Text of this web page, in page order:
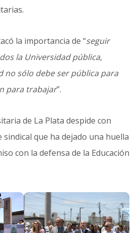
la importancia de “seguir
la Universidad pública,
no sólo debe ser pública para
para trabajar”.
de La Plata despide con
que ha dejado una huella
con la defensa de la Educación